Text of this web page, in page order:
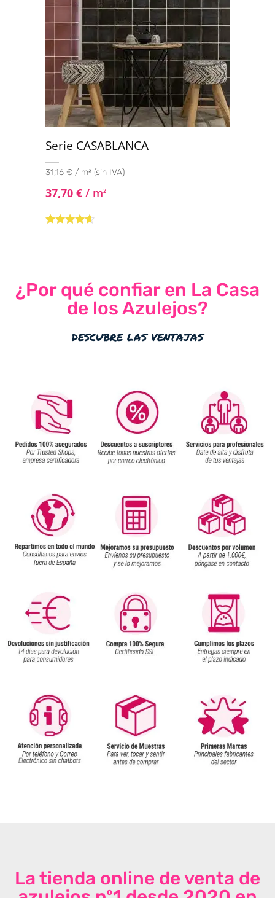
Serie CASABLANCA
31,16 € / m² (sin IVA)
37,70 € / m2
¿Por qué confiar en La Casa
de los Azulejos?
descubre las ventajas
La tienda online de venta de